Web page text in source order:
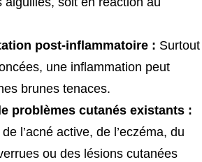
post-inflammatoire : Surtout
une inflammation peut
brunes tenaces.
problèmes cutanés existants :
l’acné active, de l’eczéma, du
ou des lésions cutanées